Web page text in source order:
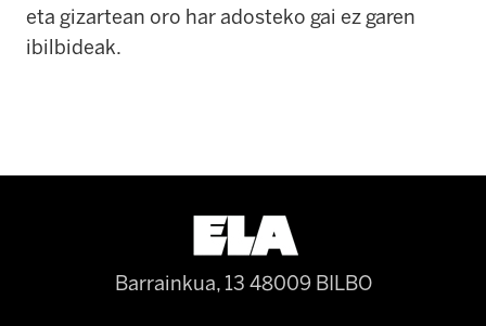
eta gizartean oro har adosteko gai ez garen
ibilbideak.
Barrainkua, 13 48009 BILBO